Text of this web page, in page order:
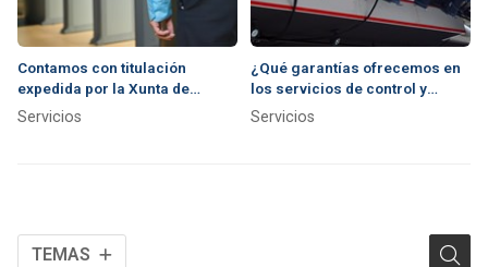
TEMAS
Contamos con titulación
expedida por la Xunta de
Galicia
Servicios
¿Qué garantías ofrecemos en
los servicios de control y
comprobación de accesos,
Servicios